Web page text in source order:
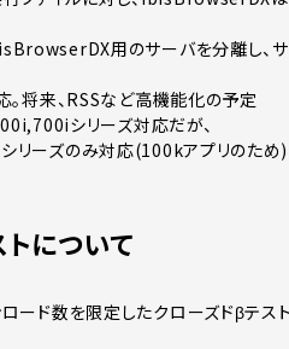
用のサーバを分離し、サ
。将来、RSSなど高機能化の予定
シリーズ対応だが、
ーズのみ対応(100kアプリのため)
について
ード数を限定したクローズドβテス